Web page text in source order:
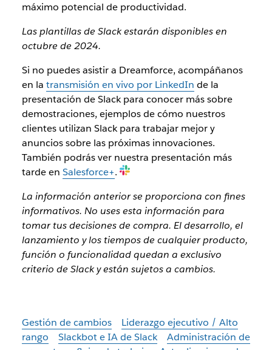
máximo potencial de productividad.
Las plantillas de Slack estarán disponibles en
octubre de 2024.
Si no puedes asistir a Dreamforce, acompáñanos
en la transmisión en vivo por LinkedIn de la
presentación de Slack para conocer más sobre
demostraciones, ejemplos de cómo nuestros
clientes utilizan Slack para trabajar mejor y
anuncios sobre las próximas innovaciones.
También podrás ver nuestra presentación más
tarde en Salesforce+.
La información anterior se proporciona con fines
informativos. No uses esta información para
tomar tus decisiones de compra. El desarrollo, el
lanzamiento y los tiempos de cualquier producto,
función o funcionalidad quedan a exclusivo
criterio de Slack y están sujetos a cambios.
Gestión de cambios
Liderazgo ejecutivo / Alto
rango
Slackbot e IA de Slack
Administración de